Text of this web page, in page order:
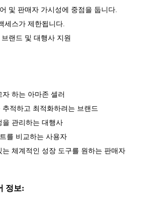
및 판매자 가시성에 중점을 둡니다.
세스가 제한됩니다.
랜드 및 대행사 지원
하는 아마존 셀러
적하고 최적화하려는 브랜드
을 관리하는 대행사
를 비교하는 사용자
는 체계적인 성장 도구를 원하는 판매자
정보: